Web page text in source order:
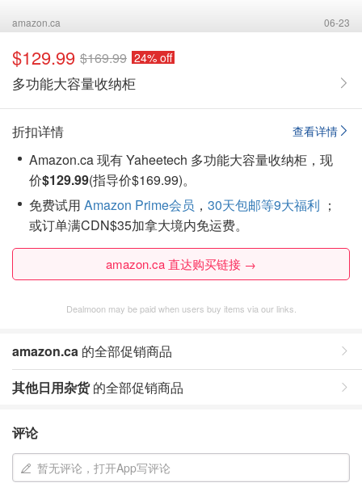
amazon.ca 06-23
$129.99 $169.99 24% off
多功能大容量收纳柜
查看详情
折扣详情
Amazon.ca 现有 Yaheetech 多功能大容量收纳柜，现
价$129.99(指导价$169.99)。
免费试用 Amazon Prime会员 ， 30天包邮等9大福利 ；
或订单满CDN$35加拿大境内免运费。
amazon.ca 直达购买链接 →
Dealmoon may be paid when users buy items via our links.
amazon.ca 的全部促销商品
其他日用杂货的全部促销商品
评论
暂无评论，打开App写评论